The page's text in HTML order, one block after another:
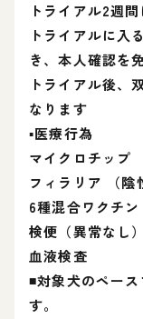
トライアル2週
トライアルに入
き、本人確認を
トライアル後、
なります
▪️医療行為
マイクロチップ
フィラリア （陰
6種混合ワクチン
検便（異常なし）
血液検査
◾対象犬のペー
す。